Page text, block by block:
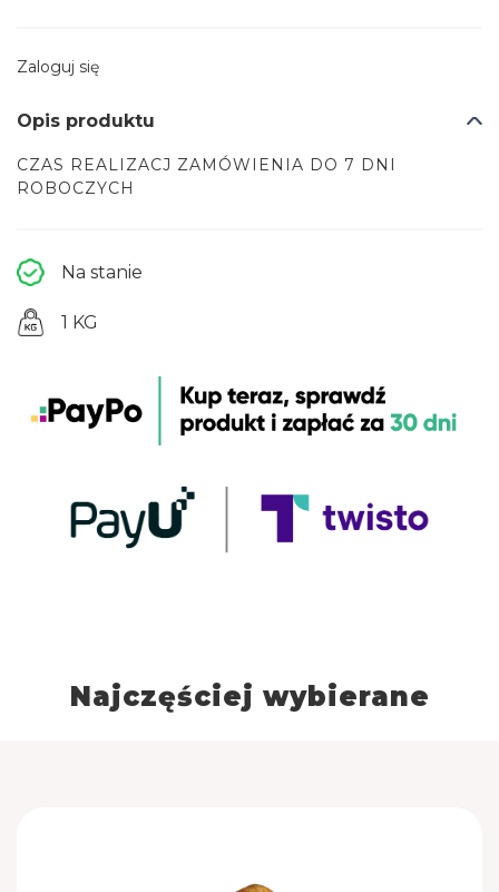
Zaloguj się
Opis produktu
CZAS REALIZACJ ZAMÓWIENIA DO 7 DNI
ROBOCZYCH
Na stanie
1 KG
Najczęściej wybierane